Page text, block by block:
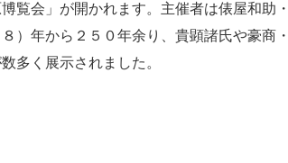
覧会」が開かれます。主催者は俵屋和助・
）年から２５０年余り、貴顕諸氏や豪商・
多く展示されました。